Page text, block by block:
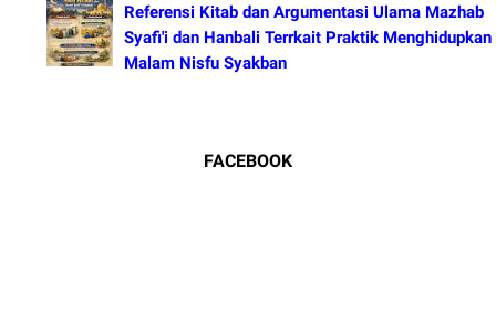
Referensi Kitab dan Argumentasi Ulama Mazhab
Syafi'i dan Hanbali Terrkait Praktik Menghidupkan
Malam Nisfu Syakban
FACEBOOK